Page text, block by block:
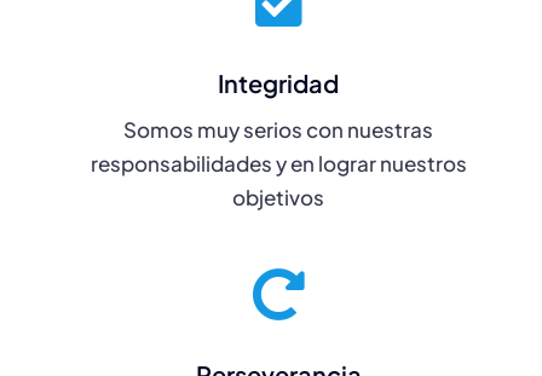
Integridad
Somos muy serios con nuestras
responsabilidades y en lograr nuestros
objetivos